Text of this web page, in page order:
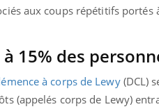
aux coups répétitifs portés
à 15% des
à corps de Lewy(DCL)
(appelés corps de Lewy)